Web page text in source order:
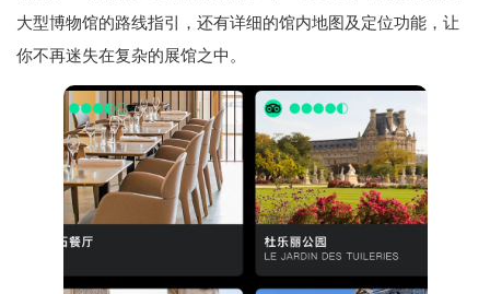
大型博物馆的路线指引，还有详细的馆内地图及定位功能，让
你不再迷失在复杂的展馆之中。